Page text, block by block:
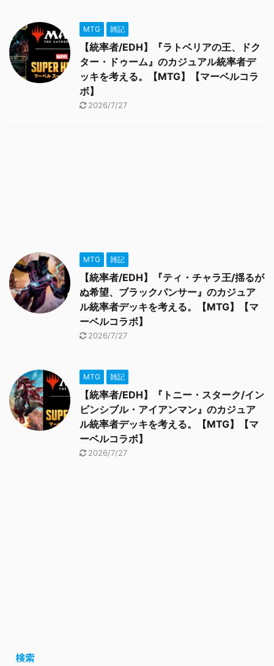
MTG 雑記
【統率者/EDH】『ラトベリアの王、ドク
ター・ドゥーム』のカジュアル統率者デ
ッキを考える。【MTG】【マーベルコラ
ボ】
2026/7/27
MTG 雑記
【統率者/EDH】『ティ・チャラ王/揺るが
ぬ希望、ブラックパンサー』のカジュア
ル統率者デッキを考える。【MTG】【マ
ーベルコラボ】
2026/7/27
MTG 雑記
【統率者/EDH】『トニー・スターク/イン
ビンシブル・アイアンマン』のカジュア
ル統率者デッキを考える。【MTG】【マ
ーベルコラボ】
2026/7/27
検索